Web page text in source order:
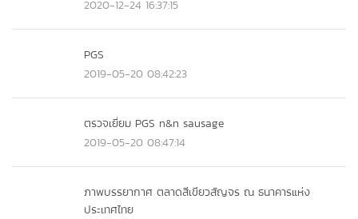
2020-12-24 16:37:15
PGS
2019-05-20 08:42:23
ตรวจเยี่ยม PGS n&n sausage
2019-05-20 08:47:14
ภาพบรรยากาศ ตลาดสีเขียวสัญจร ณ ธนาคารแห่ง
ประเทศไทย